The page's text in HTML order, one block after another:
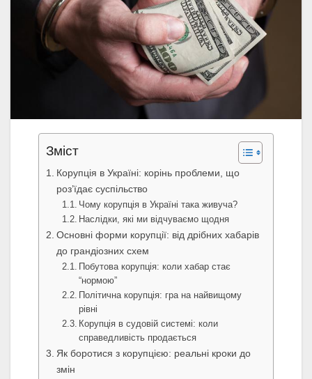
Зміст
Корупція в Україні: корінь проблеми, що
роз’їдає суспільство
Чому корупція в Україні така живуча?
Наслідки, які ми відчуваємо щодня
Основні форми корупції: від дрібних хабарів
до грандіозних схем
Побутова корупція: коли хабар стає
“нормою”
Політична корупція: гра на найвищому
рівні
Корупція в судовій системі: коли
справедливість продається
Як боротися з корупцією: реальні кроки до
змін